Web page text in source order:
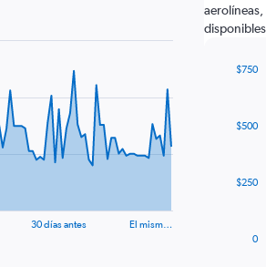
30 días antes El mism…
12
The
0
$250
$500
$750